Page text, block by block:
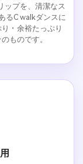
ップを、清潔なス
るC walkダンスに
・余裕たっぷり
ものです。